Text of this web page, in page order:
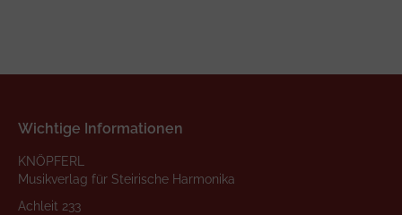
Wichtige Informationen
KNÖPFERL
Musikverlag für Steirische Harmonika
Achleit 233